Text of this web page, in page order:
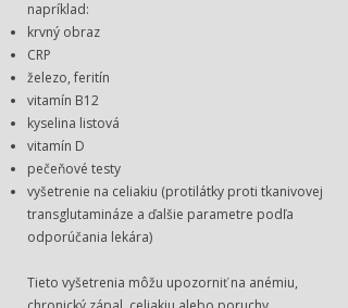
napríklad:
krvný obraz
CRP
železo, feritín
vitamín B12
kyselina listová
vitamín D
pečeňové testy
vyšetrenie na celiakiu (protilátky proti tkanivovej
transglutamináze a ďalšie parametre podľa
odporúčania lekára)
Tieto vyšetrenia môžu upozorniť na anémiu,